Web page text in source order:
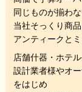
同じものが揃わな
当社そっくり商
アンティークと
店舗什器・ホテ
設計業者様やオ
をはじめ